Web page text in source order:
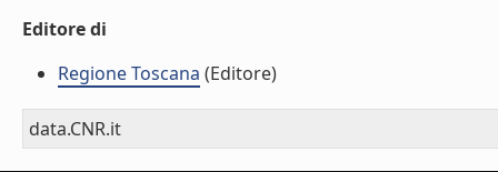
Editore di
Regione Toscana (Editore)
data.CNR.it